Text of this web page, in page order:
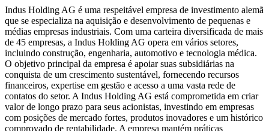
Indus Holding AG é uma respeitável empresa de investimento alemã
que se especializa na aquisição e desenvolvimento de pequenas e
médias empresas industriais. Com uma carteira diversificada de mais
de 45 empresas, a Indus Holding AG opera em vários setores,
incluindo construção, engenharia, automotivo e tecnologia médica.
O objetivo principal da empresa é apoiar suas subsidiárias na
conquista de um crescimento sustentável, fornecendo recursos
financeiros, expertise em gestão e acesso a uma vasta rede de
contatos do setor. A Indus Holding AG está comprometida em criar
valor de longo prazo para seus acionistas, investindo em empresas
com posições de mercado fortes, produtos inovadores e um histórico
comprovado de rentabilidade. A empresa mantém práticas